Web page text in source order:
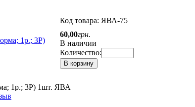
Код товара: ЯВА-75
60,00грн.
В наличии
Количество:
В корзину
1р.; 3Р) 1шт. ЯВА